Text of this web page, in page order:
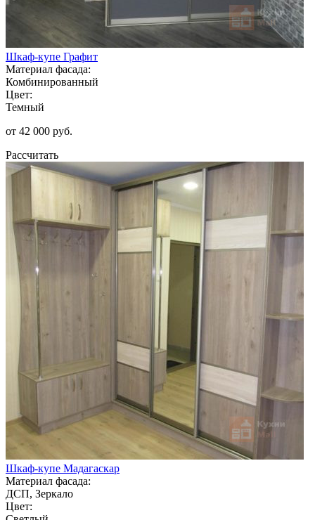
Шкаф-купе Графит
Материал фасада:
Комбинированный
Цвет:
Темный
от 42 000 руб.
Рассчитать
Шкаф-купе Мадагаскар
Материал фасада:
ДСП, Зеркало
Цвет: